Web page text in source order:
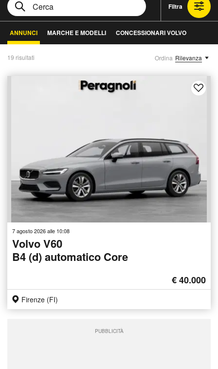
Filtra
ANNUNCI MARCHE E MODELLI CONCESSIONARI VOLVO
19 risultati Ordina Rilevanza
7 agosto 2026 alle 10:08
Volvo V60
B4 (d) automatico Core
€ 40.000
Firenze (FI)
PUBBLICITÀ